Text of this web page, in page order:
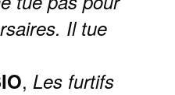
Il tue
, Les furtifs